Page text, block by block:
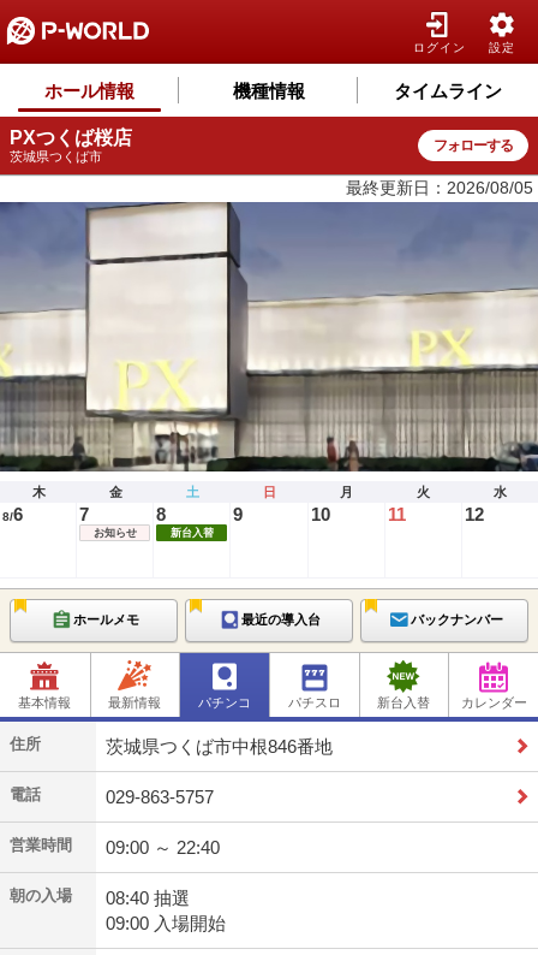
ログイン 設定
ホール情報 機種情報 タイムライン
PXつくば桜店
茨城県つくば市
フォローする
最終更新日：2026/08/05
木 金 土 日 月 火 水
8/6 7
お知らせ
8
新台入替
9 10 11 12
ホールメモ 最近の導入台 バックナンバー
基本情報 最新情報 パチンコ パチスロ 新台入替 カレンダー
住所 茨城県つくば市中根846番地
電話 029-863-5757
営業時間 09:00 ～ 22:40
朝の入場
08:40 抽選
09:00 入場開始